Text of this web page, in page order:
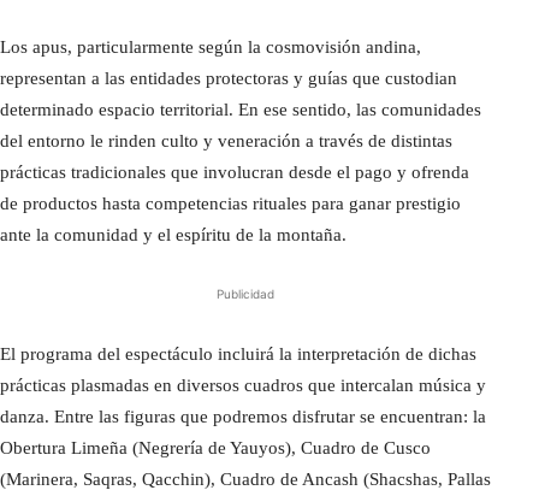
Los apus, particularmente según la cosmovisión andina,
representan a las entidades protectoras y guías que custodian
determinado espacio territorial. En ese sentido, las comunidades
del entorno le rinden culto y veneración a través de distintas
prácticas tradicionales que involucran desde el pago y ofrenda
de productos hasta competencias rituales para ganar prestigio
ante la comunidad y el espíritu de la montaña.
Publicidad
El programa del espectáculo incluirá la interpretación de dichas
prácticas plasmadas en diversos cuadros que intercalan música y
danza. Entre las figuras que podremos disfrutar se encuentran: la
Obertura Limeña (Negrería de Yauyos), Cuadro de Cusco
(Marinera, Saqras, Qacchin), Cuadro de Ancash (Shacshas, Pallas